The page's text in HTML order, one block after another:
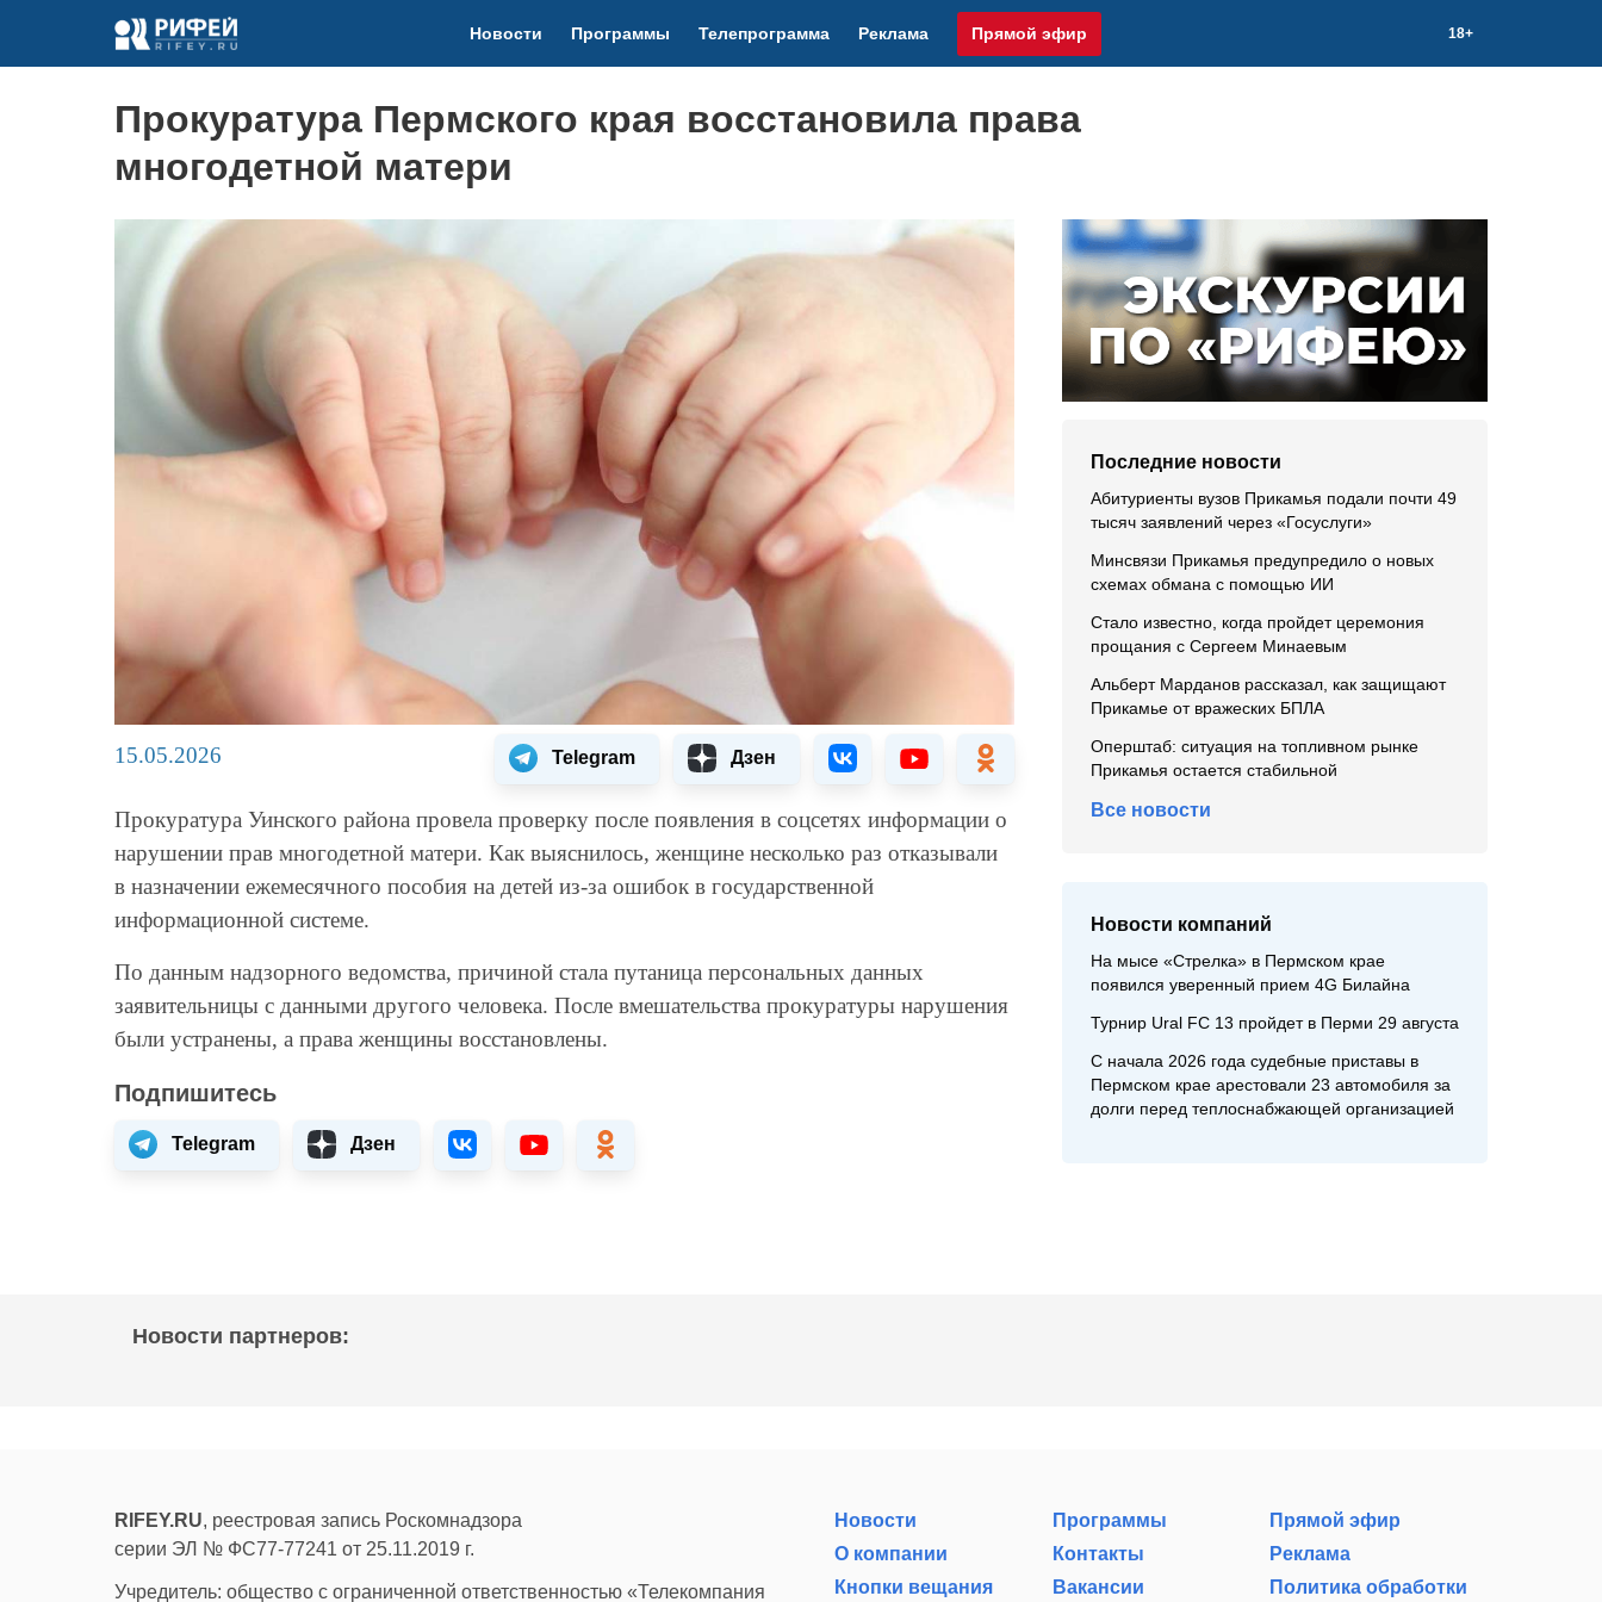
Новости Программы Телепрограмма Реклама Прямой эфир 18+
Прокуратура Пермского края восстановила права
многодетной матери
15.05.2026 Telegram Дзен
Прокуратура Уинского района провела проверку после появления в соцсетях информации о
нарушении прав многодетной матери. Как выяснилось, женщине несколько раз отказывали
в назначении ежемесячного пособия на детей из-за ошибок в государственной
информационной системе.
По данным надзорного ведомства, причиной стала путаница персональных данных
заявительницы с данными другого человека. После вмешательства прокуратуры нарушения
были устранены, а права женщины восстановлены.
Подпишитесь
Telegram Дзен
Последние новости
Абитуриенты вузов Прикамья подали почти 49
тысяч заявлений через «Госуслуги»
Минсвязи Прикамья предупредило о новых
схемах обмана с помощью ИИ
Стало известно, когда пройдет церемония
прощания с Сергеем Минаевым
Альберт Марданов рассказал, как защищают
Прикамье от вражеских БПЛА
Оперштаб: ситуация на топливном рынке
Прикамья остается стабильной
Все новости
Новости компаний
На мысе «Стрелка» в Пермском крае
появился уверенный прием 4G Билайна
Турнир Ural FC 13 пройдет в Перми 29 августа
С начала 2026 года судебные приставы в
Пермском крае арестовали 23 автомобиля за
долги перед теплоснабжающей организацией
Новости партнеров:
RIFEY.RU, реестровая запись Роскомнадзора
серии ЭЛ № ФС77-77241 от 25.11.2019 г.
Учредитель: общество с ограниченной ответственностью «Телекомпания
Новости Программы
Прямой эфир
О компании
Контакты
Реклама
Кнопки вещания
Вакансии Политика обработки